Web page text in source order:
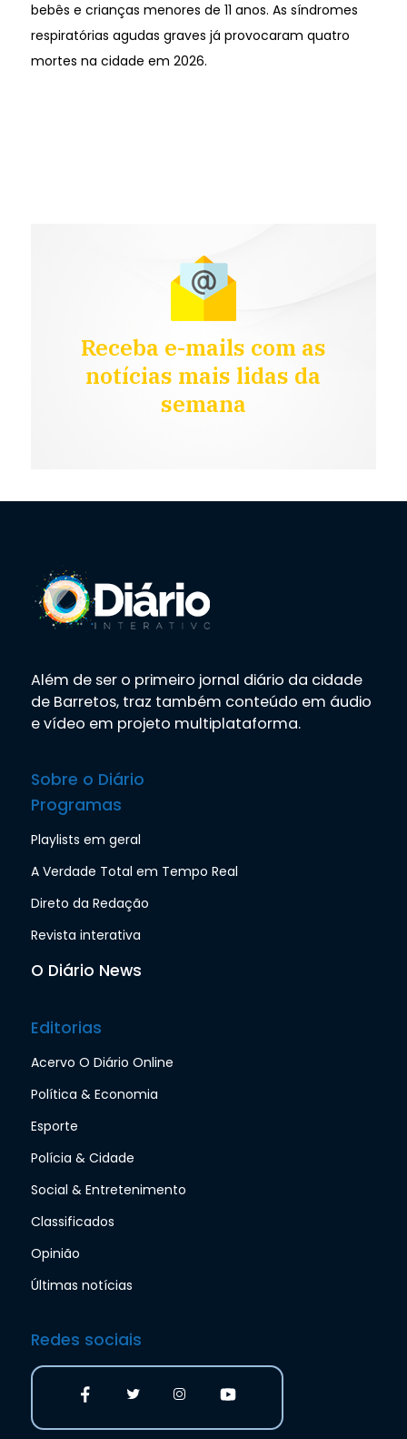
bebês e crianças menores de 11 anos. As síndromes
respiratórias agudas graves já provocaram quatro
mortes na cidade em 2026.
Receba e-mails com as
notícias mais lidas da
semana
Além de ser o primeiro jornal diário da cidade
de Barretos, traz também conteúdo em áudio
e vídeo em projeto multiplataforma.
Sobre o Diário
Programas
Playlists em geral
A Verdade Total em Tempo Real
Direto da Redação
Revista interativa
O Diário News
Editorias
Acervo O Diário Online
Política & Economia
Esporte
Polícia & Cidade
Social & Entretenimento
Classificados
Opinião
Últimas notícias
Redes sociais